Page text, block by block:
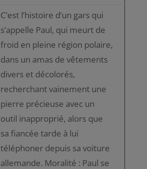
C’est l’histoire d’un gars qui
s’appelle Paul, qui meurt de
froid en pleine région polaire,
dans un amas de vêtements
divers et décolorés,
recherchant vainement une
pierre précieuse avec un
outil inapproprié, alors que
sa fiancée tarde à lui
téléphoner depuis sa voiture
allemande. Moralité : Paul se